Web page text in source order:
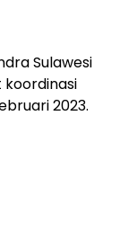
Sulawesi
2023.